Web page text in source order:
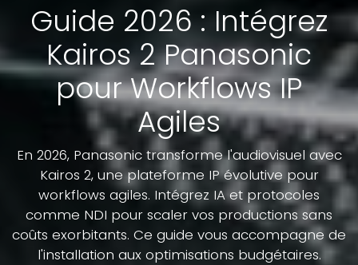
Guide 2026 : Intégrez
Kairos 2 Panasonic
pour Workflows IP
Agiles
En 2026, Panasonic transforme l'audiovisuel avec
Kairos 2, une plateforme IP évolutive pour
workflows agiles. Intégrez IA et protocoles
comme NDI pour scaler vos productions sans
coûts exorbitants. Ce guide vous accompagne de
l'installation aux optimisations budgétaires.